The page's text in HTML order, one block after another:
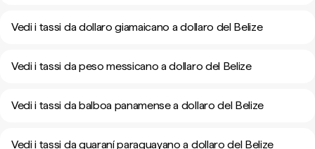
Vedi i tassi da dollaro giamaicano a dollaro del Belize
Vedi i tassi da peso messicano a dollaro del Belize
Vedi i tassi da balboa panamense a dollaro del Belize
Vedi i tassi da guaraní paraguayano a dollaro del Belize